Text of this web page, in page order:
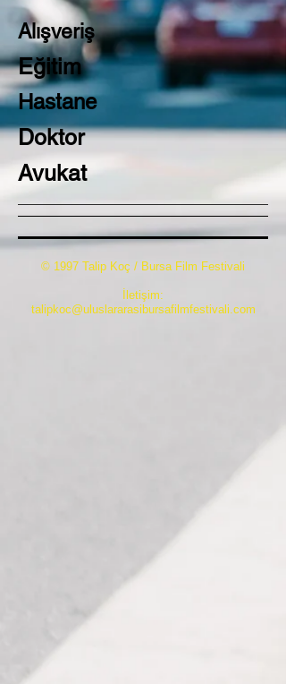
Alışveriş
Eğitim
Hastane
Doktor
Avukat
© 1997 Talip Koç / Bursa Film Festivali
İletişim:
talipkoc@uluslararasibursafilmfestivali.com